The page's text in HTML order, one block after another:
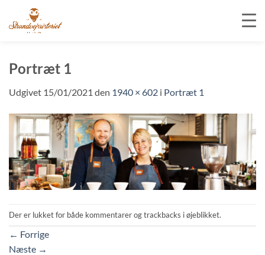
indhold
Portræt 1
Udgivet 15/01/2021 den 1940 × 602 i Portræt 1
Der er lukket for både kommentarer og trackbacks i øjeblikket.
← Forrige
Næste →